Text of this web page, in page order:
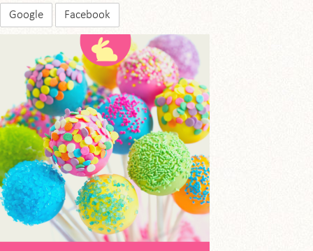
Google Facebook